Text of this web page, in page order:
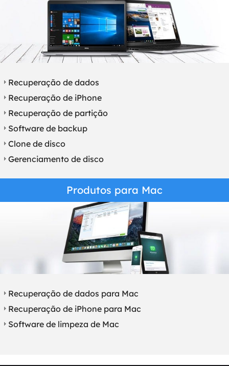
Recuperação de dados
Recuperação de iPhone
Recuperação de partição
Software de backup
Clone de disco
Gerenciamento de disco
Produtos para Mac
Recuperação de dados para Mac
Recuperação de iPhone para Mac
Software de limpeza de Mac